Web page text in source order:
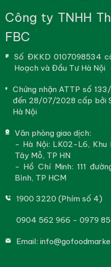
Công ty TNHH
FBC
Số ĐKKD 0107098534
Hoạch và Đầu Tư Hà Nội
Chứng nhận ATTP số
đến 28/07/2028 cấp bởi
Hà Nội
Văn phòng giao dịch:
- Hà Nội: LK02-L6, Khu
Tây Mỗ, TP HN
- Hồ Chí Minh: 111
Bình, TP HCM
1900 3220 (Phím số 4)
0904 562 966 - 0979
Email: